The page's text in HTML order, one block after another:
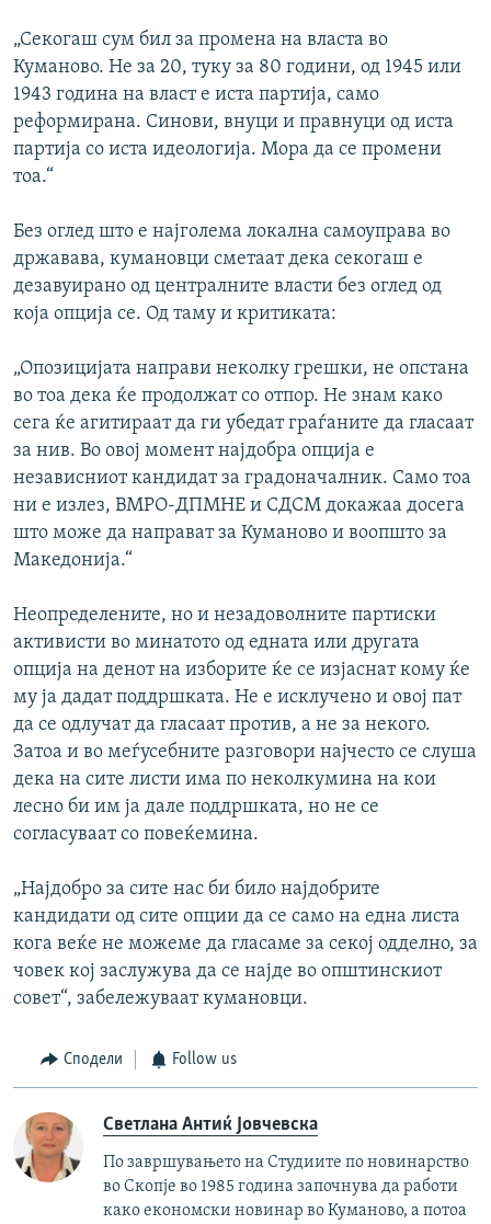
„Секогаш сум бил за промена на власта во
Куманово. Не за 20, туку за 80 години, од 1945 или
1943 година на власт е иста партија, само
реформирана. Синови, внуци и правнуци од иста
партија со иста идеологија. Мора да се промени
тоа.“
Без оглед што е најголема локална самоуправа во
државава, кумановци сметаат дека секогаш е
дезавуирано од централните власти без оглед од
која опција се. Од таму и критиката:
„Опозицијата направи неколку грешки, не опстана
во тоа дека ќе продолжат со отпор. Не знам како
сега ќе агитираат да ги убедат граѓаните да гласаат
за нив. Во овој момент најдобра опција е
независниот кандидат за градоначалник. Само тоа
ни е излез, ВМРО-ДПМНЕ и СДСМ докажаа досега
што може да направат за Куманово и воопшто за
Македонија.“
Неопределените, но и незадоволните партиски
активисти во минатото од едната или другата
опција на денот на изборите ќе се изјаснат кому ќе
му ја дадат поддршката. Не е исклучено и овој пат
да се одлучат да гласаат против, а не за некого.
Затоа и во меѓусебните разговори најчесто се слуша
дека на сите листи има по неколкумина на кои
лесно би им ја дале поддршката, но не се
согласуваат со повеќемина.
„Најдобро за сите нас би било најдобрите
кандидати од сите опции да се само на една листа
кога веќе не можеме да гласаме за секој одделно, за
човек кој заслужува да се најде во општинскиот
совет“, забележуваат кумановци.
Сподели Follow us
Светлана Антиќ Јовчевска
По завршувањето на Студиите по новинарство
во Скопје во 1985 година започнува да работи
како економски новинар во Куманово, а потоа